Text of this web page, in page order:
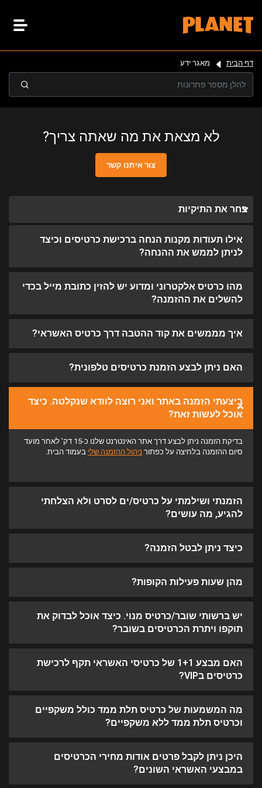
דף הבית מאגר ידע
לא מצאת את מה שאתה צריך?
צור איתנו קשר
בחר את התיקיות
אילו תעודות מקנות הנחה ברכישת כרטיסים וכיצד
לניתן לממש את ההנחה?
מהו כרטיס אלקטרוני ומדוע יש להזין כתובת מייל בכדי
להשלים את ההזמנה?
איך מממשים את קוד ההטבה דרך כרטיס האשראי?
האם ניתן לבצע הזמנת כרטיסים טלפונית?
ביצעתי הזמנה באתר ואני רוצה לוודא שנקלטה. כיצד
אוכל לעשות זאת?
בדיקת הזמנה ניתן לבצע דרך אתר האינטרנט שלנו כ-15 דק’ לאחר מועד
סיום ההזמנה בלחיצה על כפתור ניהול ההזמנה שלי בעמוד הבית.
הזמנתי ושילמתי על כרטיס/ים לסרט ולא הצלחתי
להגיע, מה עושים?
כיצד ניתן לבטל הזמנה?
מהן שעות פעילות הקופות?
יש ברשותי שובר/כרטיס מנוי. כיצד אוכל לבדוק את
תוקפו ויתרת הכרטיסים בשובר?
האם מבצע 1+1 של כרטיסי האשראי תקף לרכישת
כרטיסים בVIP?
מה המשמעות של כרטיס תלת ממד כולל משקפיים
וכרטיס תלת ממד ללא משקפיים?
היכן ניתן לקבל פרטים אודות מחירי הכרטיסים
במבצעי האשראי השונים?